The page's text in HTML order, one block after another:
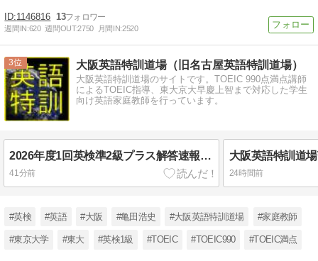
1146816 13
週間IN:620 週間OUT:2750 月間IN:2520
3 大阪英語特訓道場（旧名古屋英語特訓道場）
大阪英語特訓道場のサイトです。TOEIC 990点満点講師
によるTOEIC指導、東大京大早慶上智まで対応した学生
向け英語家庭教師を行っています。
2026年度1回英検準2級プラス解答速報・講評
41分前 24時間前
#英検 #英語 #大阪 #亀田浩史 #大阪英語特訓道場 #家庭教師
#東京大学 #東大 #英検1級 #TOEIC #TOEIC990 #TOEIC満点